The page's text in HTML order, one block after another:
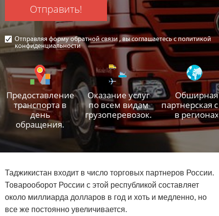
Отправить!
Отправляя форму обратной связи , вы соглашаетесь с политикой
конфиденциальности
Предоставление
транспорта в
день
обращения.
Оказание услуг
по всем видам
грузоперевозок.
Обширная
партнерская
в регионах
Таджикистан входит в число торговых партнеров России.
Товарооборот России с этой республикой составляет
около миллиарда долларов в год и хоть и медленно, но
все же постоянно увеличивается.